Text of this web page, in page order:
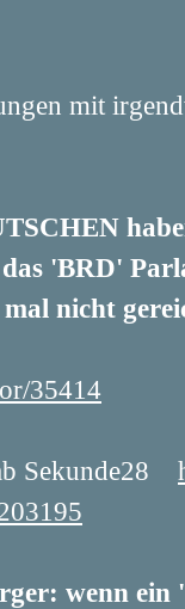
mit
'BRD'
mal nicht
35414
Sekunde28
wenn